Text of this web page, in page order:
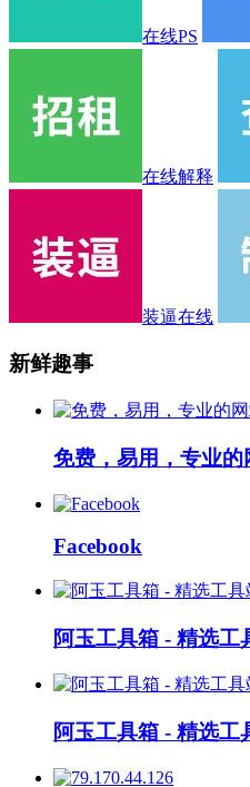
在线PS
在线解释
装逼在线
新鲜趣事
免费，易用，专业
Facebook
阿玉工具箱 - 精选工
阿玉工具箱 - 精选工